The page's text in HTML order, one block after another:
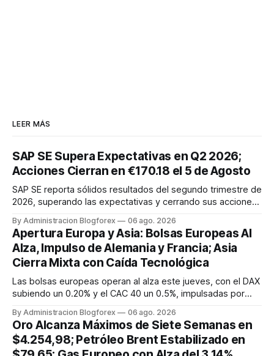
LEER MÁS
SAP SE Supera Expectativas en Q2 2026;
Acciones Cierran en €170.18 el 5 de Agosto
SAP SE reporta sólidos resultados del segundo trimestre de
2026, superando las expectativas y cerrando sus acciones
optimismo en el mercado europeo, con el EURO STOXX 50
en 6,486.7.
By Administracion Blogforex 06 ago. 2026
Apertura Europa y Asia: Bolsas Europeas Al
Alza, Impulso de Alemania y Francia; Asia
Cierra Mixta con Caída Tecnológica
Las bolsas europeas operan al alza este jueves, con el DAX
subiendo un 0.20% y el CAC 40 un 0.5%, impulsadas por
la actividad en la Eurozona. Asia cierra mixta; el Nikkei 225 y
el Hang Seng caen por la debilidad tecnológica, mientras
que...
By Administracion Blogforex 06 ago. 2026
Oro Alcanza Máximos de Siete Semanas en
$4.254,98; Petróleo Brent Estabilizado en